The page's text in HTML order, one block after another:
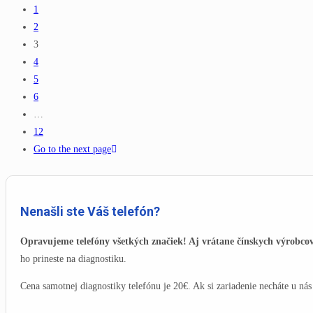
1
2
3
4
5
6
12
Go to the next page
Nenašli ste Váš telefón?
Opravujeme telefóny všetkých značiek! Aj vrátane čínskych
ho prineste na diagnostiku.
Cena samotnej diagnostiky telefónu je 20€. Ak si zariadenie necháte u